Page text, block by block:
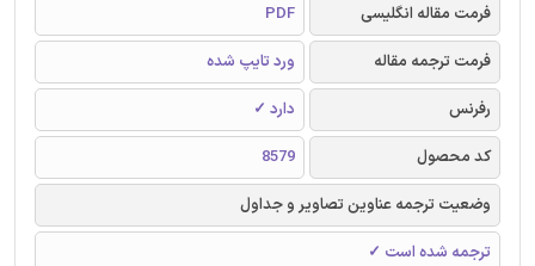
فرمت مقاله انگلیسی
PDF
فرمت ترجمه مقاله
ورد تایپ شده
رفرنس
دارد ✓
کد محصول
8579
وضعیت ترجمه عناوین تصاویر و جداول
ترجمه شده است ✓